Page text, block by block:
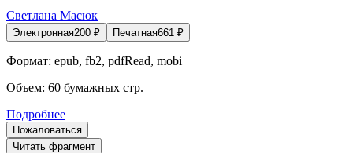
Светлана Масюк
Электронная200 ₽ Печатная661 ₽
Формат: epub, fb2, pdfRead, mobi
Объем: 60 бумажных стр.
Подробнее
Пожаловаться
Читать фрагмент